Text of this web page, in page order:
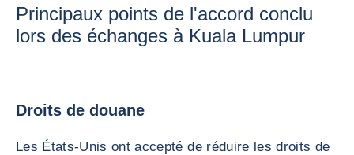
Principaux points de l'accord conclu
lors des échanges à Kuala Lumpur
Droits de douane
Les États-Unis ont accepté de réduire les droits de